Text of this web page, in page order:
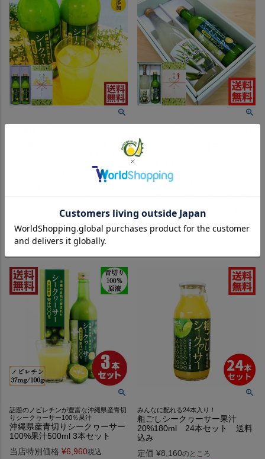
税込
詳細を見る
セット
沖縄アロエギフト【アロエベラ
720ｍｌ＆シークヮーサー500
当店特別価格
お中元などの贈り物に♪沖縄県
産健康飲料2本ギフトセット。
詳細を見る
話題のノビレチンが豊富な沖縄県産青切
りシークヮーサー100％果汁
沖縄県産青切りシークヮーサー
100%果汁500ml 3本セット
当店特別価格 ¥6,960税込
みんなに配れる24本入り！
粗ごしシークヮーサー果汁
20%180ml 24本セット 送料
込み
定価 ¥8,160のところ